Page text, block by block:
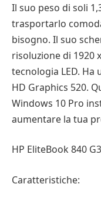
Il suo peso di soli
trasportarlo
bisogno. Il suo
risoluzione di 1920
tecnologia LED.
HD Graphics 520.
Windows 10 Pro
aumentare la tua
HP EliteBook 840 G3
Caratteristiche: